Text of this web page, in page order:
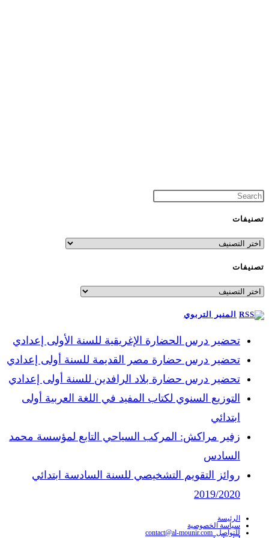
تصنيفات
تصنيفات
تصنيفات
تصنيفات
المنير التربوي
تحضير درس الحضارة الإغريقية للسنة الأولى إعدادي
تحضير درس حضارة مصر القديمة للسنة أولى إعدادي
تحضير درس حضارة بلاد الرافدين للسنة أولى إعدادي
التوزيع السنوي لكتاب المفيد في اللغة العربية أولى
ابتدائي
زفير مراكش: المركب السياحي التابع لمؤسسة محمد
السادس
روائز التقويم التشخيصي للسنة السادسة ابتدائي
2019/2020
الرئيسة
سياسة الخصوصية
للتواصل contact@al-mounir.com